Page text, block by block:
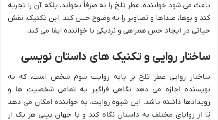
باعث می شود خواننده، عطر تلخ را نه صرفاً بخواند، بلکه آن را تجربه
کند و بوها، صداها و تصاویر را به وضوح حس کند. این تکنیک، نقش
حیاتی در ایجاد حس همراهی و نزدیکی با خواننده ایفا می کند.
ساختار روایی و تکنیک های داستان نویسی
ساختار روایی عطر تلخ بر پایه روایت سوم شخص است، که به
نویسنده اجازه می دهد نگاهی فراگیر به تمامی شخصیت ها و
رویدادها داشته باشد. این شیوه روایت، به خواننده امکان می دهد
تا از زوایای مختلف به داستان نگاه کند و با جهان بینی هر یک از